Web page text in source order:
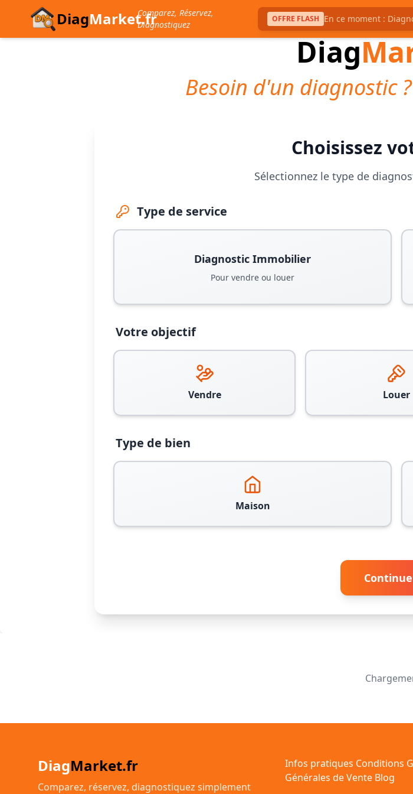
DiagMarket.frComparez, Réservez,
Diagnostiquez
OFFRE FLASH En ce moment :
Diag
Besoin d'un diagnostic
Choisissez
Sélectionnez le type de
Type de service
Diagnostic Immobilier
Pour vendre ou louer
Votre objectif
Vendre Louer
Type de bien
Maison
DiagMarket.fr
Comparez, réservez, diagnostiquez simplement
Infos pratiques Conditions
Générales de Vente Blog